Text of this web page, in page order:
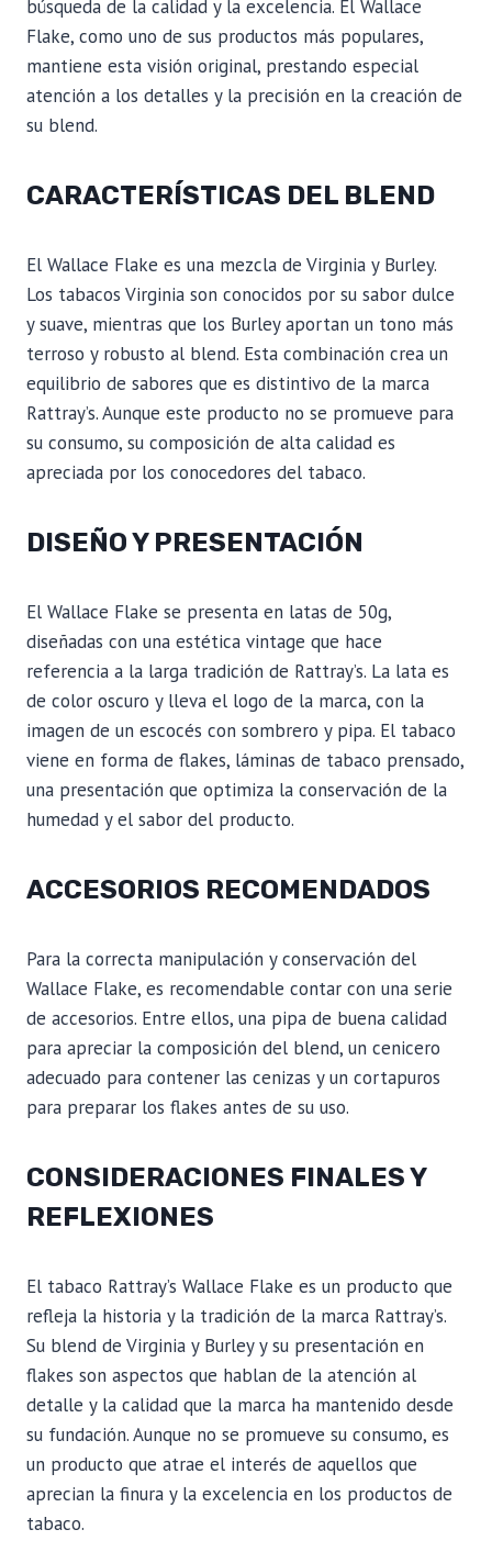
búsqueda de la calidad y la excelencia. El Wallace
Flake, como uno de sus productos más populares,
mantiene esta visión original, prestando especial
atención a los detalles y la precisión en la creación de
su blend.
CARACTERÍSTICAS DEL BLEND
El Wallace Flake es una mezcla de Virginia y Burley.
Los tabacos Virginia son conocidos por su sabor dulce
y suave, mientras que los Burley aportan un tono más
terroso y robusto al blend. Esta combinación crea un
equilibrio de sabores que es distintivo de la marca
Rattray’s. Aunque este producto no se promueve para
su consumo, su composición de alta calidad es
apreciada por los conocedores del tabaco.
DISEÑO Y PRESENTACIÓN
El Wallace Flake se presenta en latas de 50g,
diseñadas con una estética vintage que hace
referencia a la larga tradición de Rattray’s. La lata es
de color oscuro y lleva el logo de la marca, con la
imagen de un escocés con sombrero y pipa. El tabaco
viene en forma de flakes, láminas de tabaco prensado,
una presentación que optimiza la conservación de la
humedad y el sabor del producto.
ACCESORIOS RECOMENDADOS
Para la correcta manipulación y conservación del
Wallace Flake, es recomendable contar con una serie
de accesorios. Entre ellos, una pipa de buena calidad
para apreciar la composición del blend, un cenicero
adecuado para contener las cenizas y un cortapuros
para preparar los flakes antes de su uso.
CONSIDERACIONES FINALES Y
REFLEXIONES
El tabaco Rattray’s Wallace Flake es un producto que
refleja la historia y la tradición de la marca Rattray’s.
Su blend de Virginia y Burley y su presentación en
flakes son aspectos que hablan de la atención al
detalle y la calidad que la marca ha mantenido desde
su fundación. Aunque no se promueve su consumo, es
un producto que atrae el interés de aquellos que
aprecian la finura y la excelencia en los productos de
tabaco.